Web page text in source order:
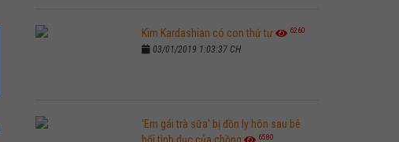
Kim Kardashian có con thứ tư 6260
03/01/2019 1:03:37 CH
'Em gái trà sữa' bị đồn ly hôn sau bê
6580